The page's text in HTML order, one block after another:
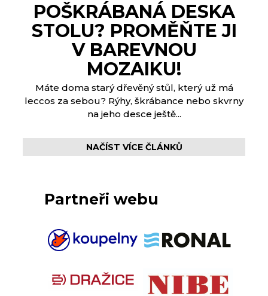
POŠKRÁBANÁ DESKA
STOLU? PROMĚŇTE JI
V BAREVNOU
MOZAIKU!
Máte doma starý dřevěný stůl, který už má
leccos za sebou? Rýhy, škrábance nebo skvrny
na jeho desce ještě...
NAČÍST VÍCE ČLÁNKŮ
Partneři webu